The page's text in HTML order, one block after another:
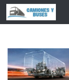
Saltar al